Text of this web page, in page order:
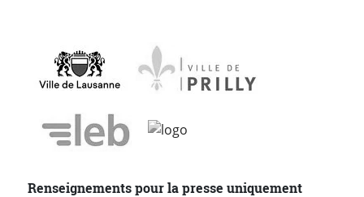
Partenaire(s)
Renseignements pour la presse uniquement